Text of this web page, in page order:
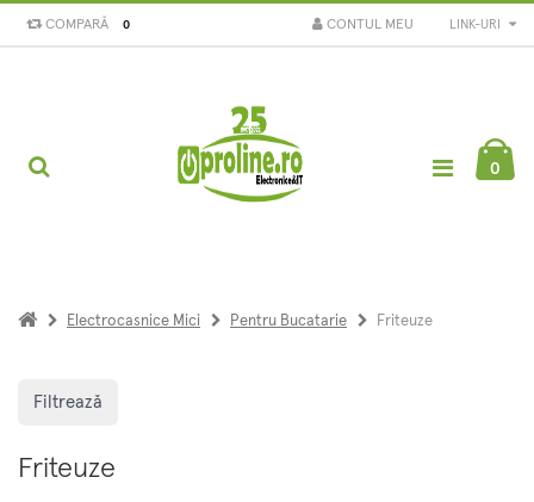
COMPARĂ 0 LINK-URI
CONTUL MEU
0
Electrocasnice Mici Pentru Bucatarie Friteuze
Filtrează
Friteuze